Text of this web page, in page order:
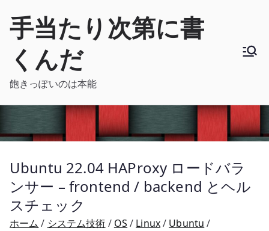
手当たり次第に書
くんだ
飽きっぽいのは本能
Ubuntu 22.04 HAProxy ロードバラ
ンサー – frontend / backend とヘル
スチェック
ホーム システム技術 OS Linux
Ubuntu